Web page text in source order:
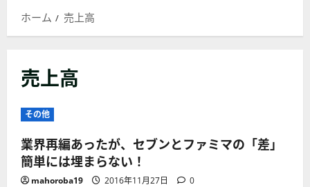
ン
ー
ホーム 売上高
売上高
その他
業界再編あったが、セブンとファミマの「差」
簡単には埋まらない！
mahoroba19 2016年11月27日 0